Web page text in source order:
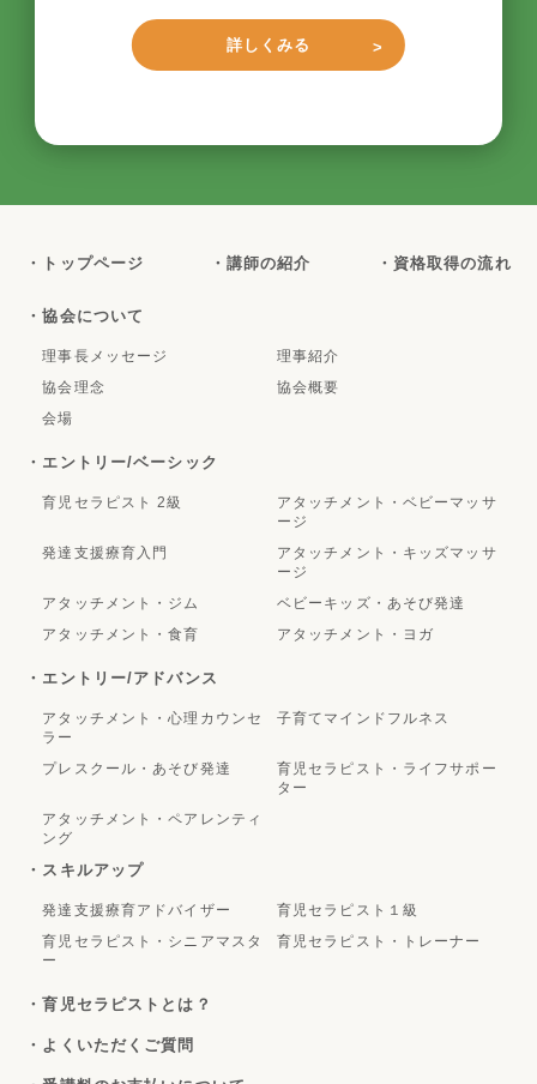
詳しくみる
・トップページ ・講師の紹介 ・資格取得の流れ
・協会について
理事長メッセージ
理事紹介
協会理念
協会概要
会場
・エントリー/ベーシック
育児セラピスト 2級
アタッチメント・ベビーマッサ
ージ
発達支援療育入門
アタッチメント・キッズマッサ
ージ
アタッチメント・ジム
ベビーキッズ・あそび発達
アタッチメント・食育
アタッチメント・ヨガ
・エントリー/アドバンス
アタッチメント・心理カウンセ
ラー
子育てマインドフルネス
プレスクール・あそび発達
育児セラピスト・ライフサポー
ター
アタッチメント・ペアレンティ
ング
・スキルアップ
発達支援療育アドバイザー
育児セラピスト１級
育児セラピスト・シニアマスタ
ー
育児セラピスト・トレーナー
・育児セラピストとは？
・よくいただくご質問